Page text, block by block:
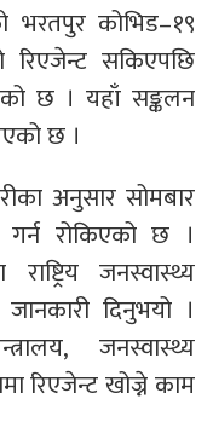
भरतपुर कोभिड–१९
रिएजेन्ट सकिएपछि
छ । यहाँ सङ्कलन
छ ।
अनुसार सोमबार
रोकिएको छ ।
जनस्वास्थ्य
दिनुभयो ।
जनस्वास्थ्य
रिएजेन्ट खोज्ने काम